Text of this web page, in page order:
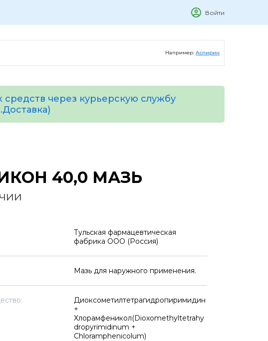
Войти
Например: Аспирин
средств через курьерскую службу
40,0 МАЗЬ
Тульская фармацевтическая
фабрика ООО (Россия)
Мазь для наружного применения.
Диоксометилтетрагидропиримидин
+
Хлорамфеникол(Dioxomethyltetrahy
dropyrimidinum +
Chloramphenicolum)